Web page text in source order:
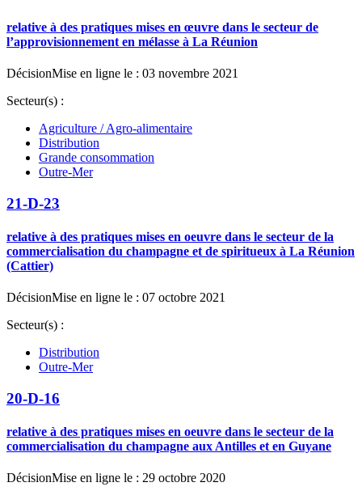
relative à des pratiques mises en œuvre dans le secteur de
l’approvisionnement en mélasse à La Réunion
DécisionMise en ligne le : 03 novembre 2021
Secteur(s) :
Agriculture / Agro-alimentaire
Distribution
Grande consommation
Outre-Mer
21-D-23
relative à des pratiques mises en oeuvre dans le secteur de la
commercialisation du champagne et de spiritueux à La Réunion
(Cattier)
DécisionMise en ligne le : 07 octobre 2021
Secteur(s) :
Distribution
Outre-Mer
20-D-16
relative à des pratiques mises en oeuvre dans le secteur de la
commercialisation du champagne aux Antilles et en Guyane
DécisionMise en ligne le : 29 octobre 2020